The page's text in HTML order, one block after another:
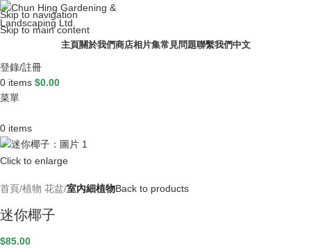
Skip to navigation
Skip to main content
主頁關於我們商店相片集常見問題聯繫我們中文
登錄/註冊
0 items $0.00
菜單
0 items
Click to enlarge
首頁 植物 花盆 室內細植物Back to products
迷你椰子
$85.00